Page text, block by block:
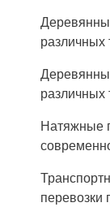
различных
различных
Натяжные
перевозки